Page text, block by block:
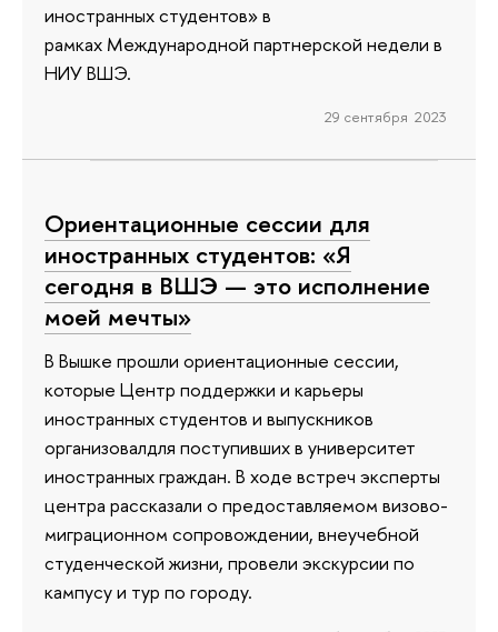
иностранных студентов» в
рамках Международной партнерской недели в
НИУ ВШЭ.
29 сентября 2023
Ориентационные сессии для
иностранных студентов: «Я
сегодня в ВШЭ — это исполнение
моей мечты»
В Вышке прошли ориентационные сессии,
которые Центр поддержки и карьеры
иностранных студентов и выпускников
организовалдля поступивших в университет
иностранных граждан. В ходе встреч эксперты
центра рассказали о предоставляемом визово-
миграционном сопровождении, внеучебной
студенческой жизни, провели экскурсии по
кампусу и тур по городу.